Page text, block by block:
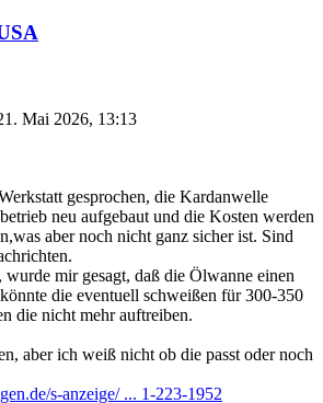
Mai 2026, 13:13
gesprochen, die Kardanwelle
neu aufgebaut und die Kosten werden
aber noch nicht ganz sicher ist. Sind
mir gesagt, daß die Ölwanne einen
die eventuell schweißen für 300-350
die nicht mehr auftreiben.
aber ich weiß nicht ob die passt oder noch
s-anzeige/ ... 1-223-1952